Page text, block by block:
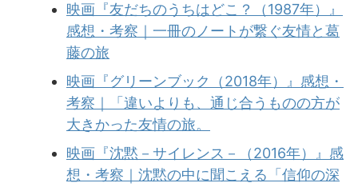
映画『友だちのうちはどこ？（1987年）』
感想・考察｜一冊のノートが繋ぐ友情と葛
藤の旅
映画『グリーンブック（2018年）』感想・
考察｜「違いよりも、通じ合うものの方が
大きかった友情の旅。
映画『沈黙－サイレンス－（2016年）』感
想・考察｜沈黙の中に聞こえる「信仰の深